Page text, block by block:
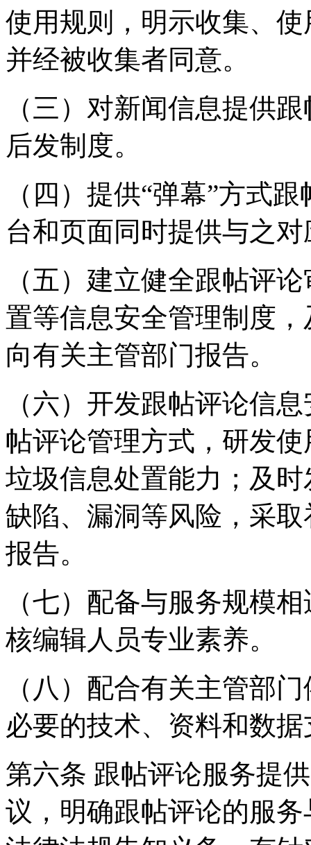
使用规则，明示收集、
并经被收集者同意。
（三）对新闻信息提供
后发制度。
（四）提供“弹幕”方式
台和页面同时提供与之
（五）建立健全跟帖评
置等信息安全管理制度
向有关主管部门报告。
（六）开发跟帖评论信
帖评论管理方式，研发
垃圾信息处置能力；及
缺陷、漏洞等风险，采
报告。
（七）配备与服务规模
核编辑人员专业素养。
（八）配合有关主管部
必要的技术、资料和数
第六条 跟帖评论服务提
议，明确跟帖评论的服